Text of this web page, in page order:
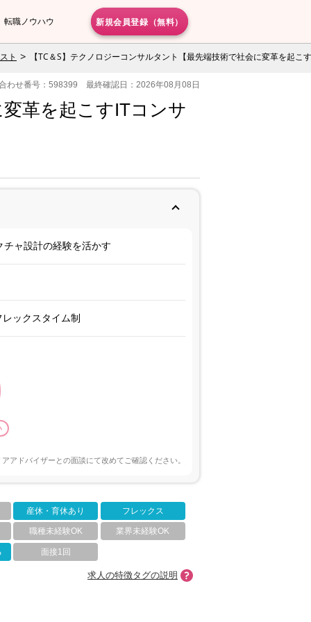
転職ノウハウ 新規会員登録（無料）
ト 【TC＆S】テクノロジーコンサルタント【最先端技術で社会に変革を起こ
わせ番号：598399 最終確認日：2026年08月08日
革を起こすITコンサ
ャ設計の経験を活かす
ックスタイム制
アドバイザーとの面談にて改めてご確認ください。
産休・育休あり フレックス
職種未経験OK 業界未経験OK
面接1回
求人の特徴タグの説明